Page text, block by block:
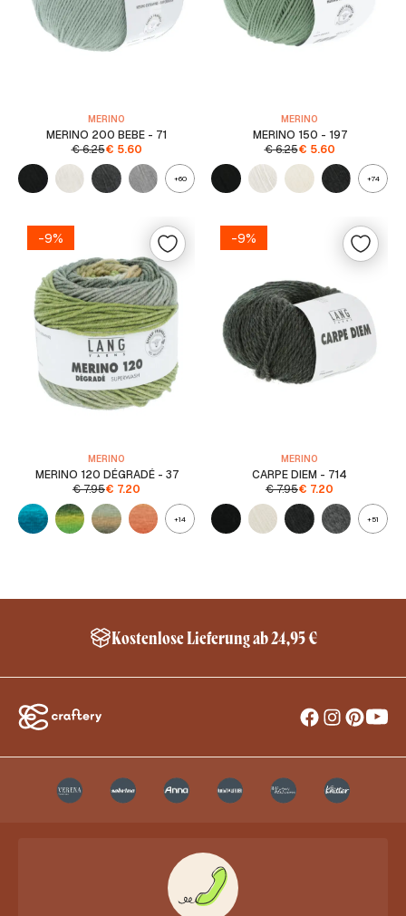
MERINO
MERINO 200 BEBE - 71
€6.25€ 5.60
+60
MERINO
MERINO 150 - 197
€6.25€ 5.60
+74
-9%
MERINO
MERINO 120 DÉGRADÉ - 37
€7.95€ 7.20
+14
-9%
MERINO
CARPE DIEM - 714
€7.95€ 7.20
+51
Kostenlose Lieferung ab 24,95 €